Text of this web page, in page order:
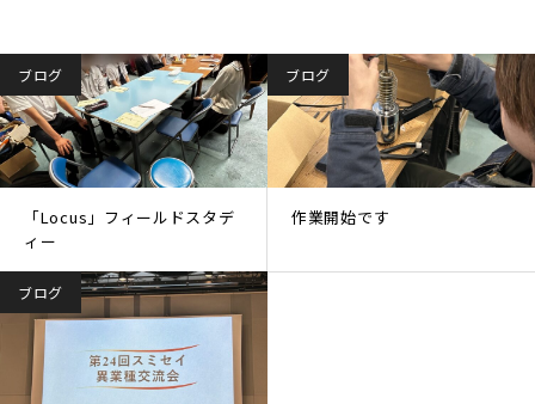
ブログ
「Locus」フィールドスタデ
ィー
ブログ
作業開始です
ブログ